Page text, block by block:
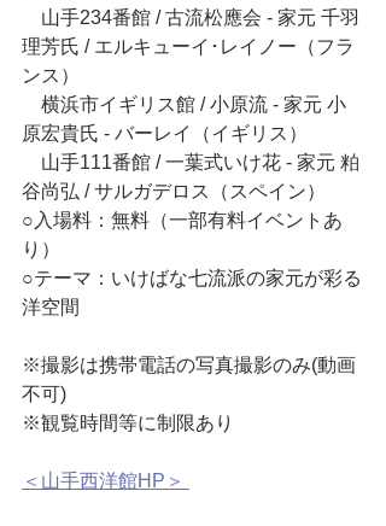
山手234番館 / 古流松應会 - 家元 千羽
理芳氏 / エルキューイ･レイノー（フラ
ンス）
横浜市イギリス館 / 小原流 - 家元 小
原宏貴氏 - バーレイ（イギリス）
山手111番館 / 一葉式いけ花 - 家元 粕
谷尚弘 / サルガデロス（スペイン）
○入場料：無料（一部有料イベントあ
り）
○テーマ：いけばな七流派の家元が彩る
洋空間
※撮影は携帯電話の写真撮影のみ(動画
不可)
※観覧時間等に制限あり
＜山手西洋館HP＞